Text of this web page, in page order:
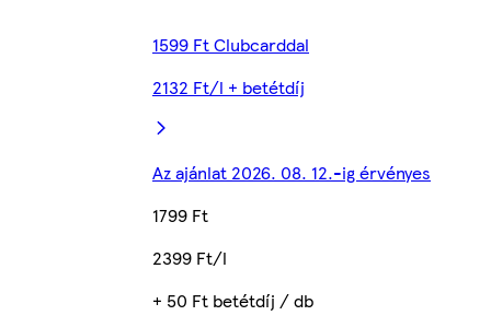
1599 Ft Clubcarddal
2132 Ft/l + betétdíj
Az ajánlat 2026. 08. 12.-ig érvényes
1799 Ft
2399 Ft/l
+ 50 Ft betétdíj / db